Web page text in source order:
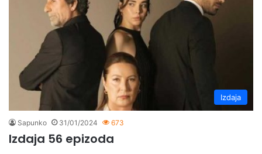
Izdaja
Sapunko 31/01/2024 673
Izdaja 56 epizoda